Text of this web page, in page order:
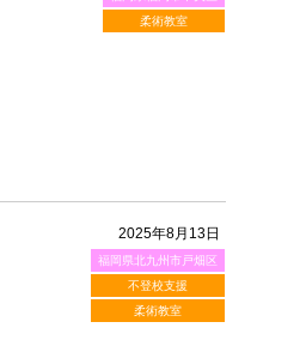
柔術教室
2025年8月13日
福岡県北九州市戸畑区
不登校支援
柔術教室